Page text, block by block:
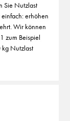
Sie Nutzlast
erhöhen
Wir können
zum Beispiel
kg Nutzlast